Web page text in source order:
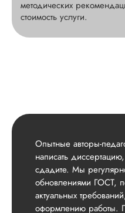
методических
стоимость услуги.
Опытные авторы-
написать
сдадите. Мы
обновлениями ГОСТ,
актуальных
оформлению работы.